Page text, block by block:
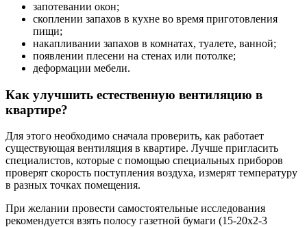
запотевании окон;
скоплении запахов в кухне во время приготовления
пищи;
накапливании запахов в комнатах, туалете, ванной;
появлении плесени на стенах или потолке;
деформации мебели.
Как улучшить естественную вентиляцию в
квартире?
Для этого необходимо сначала проверить, как работает
существующая вентиляция в квартире. Лучше пригласить
специалистов, которые с помощью специальных приборов
проверят скорость поступления воздуха, измерят температуру
в разных точках помещения.
При желании провести самостоятельные исследования
рекомендуется взять полосу газетной бумаги (15-20х2-3